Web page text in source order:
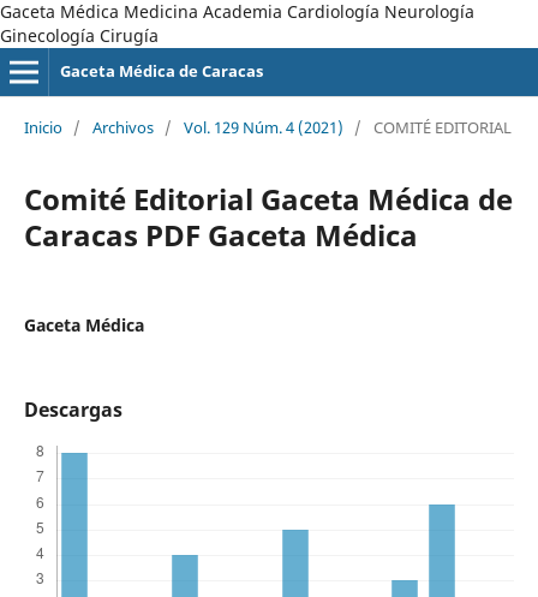
Gaceta Médica Medicina Academia Cardiología Neurología
Ginecología Cirugía
Gaceta Médica de Caracas
Inicio / Archivos / Vol. 129 Núm. 4 (2021) / COMITÉ EDITORIAL
Comité Editorial Gaceta Médica de
Caracas PDF Gaceta Médica
Gaceta Médica
Descargas